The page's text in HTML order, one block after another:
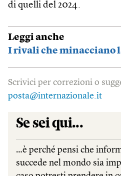
di quelli del 2024.
Leggi anche
I rivali che minacciano
Scrivici per correzioni o
posta@internazionale.it